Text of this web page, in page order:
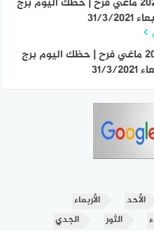
2021
برج الدلو اليوم الأربعاء 31-3-2021 ماغي فرح | حظك اليوم برج
الأحد
الأربعاء
الثور
الجدي